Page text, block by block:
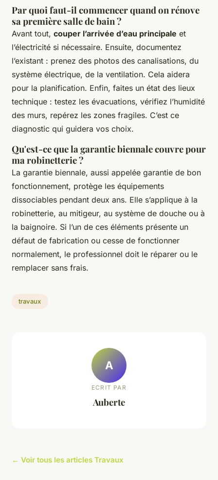
Par quoi faut-il commencer quand on rénove
sa première salle de bain ?
Avant tout, couper l’arrivée d’eau principale et
l’électricité si nécessaire. Ensuite, documentez
l’existant : prenez des photos des canalisations, du
système électrique, de la ventilation. Cela aidera
pour la planification. Enfin, faites un état des lieux
technique : testez les évacuations, vérifiez l’humidité
des murs, repérez les zones fragiles. C’est ce
diagnostic qui guidera vos choix.
Qu'est-ce que la garantie biennale couvre pour
ma robinetterie ?
La garantie biennale, aussi appelée garantie de bon
fonctionnement, protège les équipements
dissociables pendant deux ans. Elle s’applique à la
robinetterie, au mitigeur, au système de douche ou à
la baignoire. Si l’un de ces éléments présente un
défaut de fabrication ou cesse de fonctionner
normalement, le professionnel doit le réparer ou le
remplacer sans frais.
travaux
A
ECRIT PAR
Auberte
← Voir tous les articles Travaux